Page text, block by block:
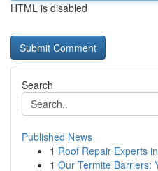
HTML is disabled
Search
Published News
1 Roof Repair Experts
1 Our Termite Barriers: